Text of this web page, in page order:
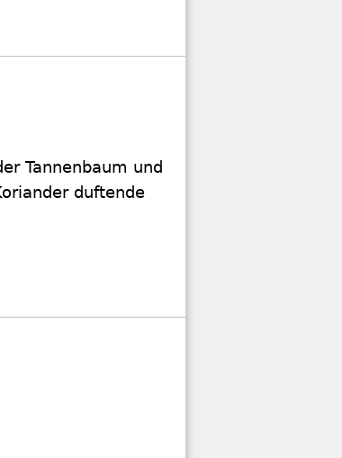
Tannenbaum und
duftende